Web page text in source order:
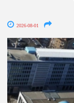
2026-08-01